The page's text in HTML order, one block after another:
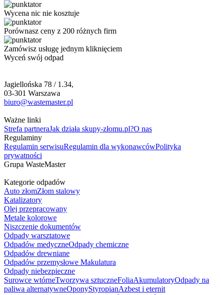
Wycena nic nie kosztuje
Porównasz ceny z 200 różnych firm
Zamówisz usługę jednym kliknięciem
Wyceń swój odpad
Jagiellońska 78 / 1.34,
03-301 Warszawa
biuro@wastemaster.pl
Ważne linki
Strefa partneraJak działa skupy-złomu.pl?O nas
Regulaminy
Regulamin serwisuRegulamin dla wykonawcówPolityka
prywatności
Grupa WasteMaster
Kategorie odpadów
Auto złomZłom stalowy
Katalizatory
Olej przepracowany
Metale kolorowe
Niszczenie dokumentów
Odpady warsztatowe
Odpadów medyczneOdpady chemiczne
Odpadów drewniane
Odpadów przemysłowe Makulatura
Odpady niebezpieczne
Surowce wtórneTworzywa sztuczneFoliaAkumulatoryOdpady na
paliwa alternatywneOponyStyropianAzbest i eternit